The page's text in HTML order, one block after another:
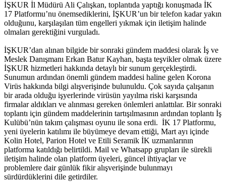
İŞKUR İl Müdürü Ali Çalışkan, toplantıda yaptığı konuşmada İK
17 Platformu’nu önemsediklerini, İŞKUR’un bir telefon kadar yakın
olduğunu, karşılaşılan tüm engelleri yıkmak için iletişim halinde
olmaları gerektiğini vurguladı.
İŞKUR’dan alınan bilgide bir sonraki gündem maddesi olarak İş ve
Meslek Danışmanı Erkan Batur Kayhan, başta teşvikler olmak üzere
İŞKUR hizmetleri hakkında detaylı bir sunum gerçekleştirdi.
Sunumun ardından önemli gündem maddesi haline gelen Korona
Virüs hakkında bilgi alışverişinde bulunuldu. Çok sayıda çalışanın
bir arada olduğu işyerlerinde virüsün yayılma riski karşısında
firmalar aldıkları ve alınması gereken önlemleri anlattılar. Bir sonraki
toplantı için gündem maddelerinin tartışılmasının ardından toplantı İş
Kulübü’nün takım çalışması oyunu ile sona erdi. İK 17 Platformu,
yeni üyelerin katılımı ile büyümeye devam ettiği, Mart ayı içinde
Kolin Hotel, Parion Hotel ve Etili Seramik İK uzmanlarının
platforma katıldığı belirtildi. Mail ve Whatsapp grupları ile sürekli
iletişim halinde olan platform üyeleri, güncel ihtiyaçlar ve
problemlere dair günlük fikir alışverişinde bulunmayı
sürdürdüklerini dile getirdiler.